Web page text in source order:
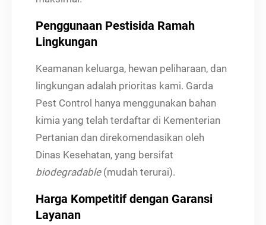
Penggunaan Pestisida Ramah
Lingkungan
Keamanan keluarga, hewan peliharaan, dan
lingkungan adalah prioritas kami. Garda
Pest Control hanya menggunakan bahan
kimia yang telah terdaftar di Kementerian
Pertanian dan direkomendasikan oleh
Dinas Kesehatan, yang bersifat
biodegradable(mudah terurai).
Harga Kompetitif dengan Garansi
Layanan